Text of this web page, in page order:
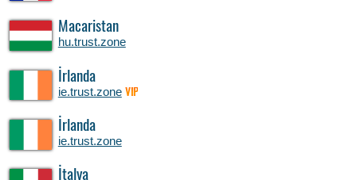
Macaristan
hu.trust.zone
İrlanda
ie.trust.zone VIP
İrlanda
ie.trust.zone
İtalya